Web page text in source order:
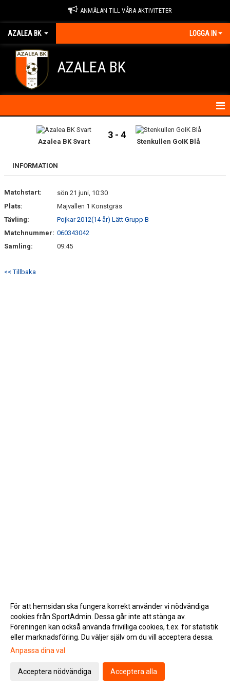
ANMÄLAN TILL VÅRA AKTIVITETER
AZALEA BK LOGGA IN
AZALEA BK
OM FÖRENINGEN
BLI MEDLEM
IDROTTSSKADOR
TRÄN.TIDER
Azalea BK Svart
3 - 4
Stenkullen GoIK Blå
INFORMATION
Matchstart:
sön 21 juni, 10:30
Plats:
Majvallen 1 Konstgräs
Tävling:
Pojkar 2012(14 år) Lätt Grupp B
Matchnummer: 060343042
Samling:
09:45
<< Tillbaka
Gå till Webbversion
För att hemsidan ska fungera korrekt använder vi nödvändiga
cookies från SportAdmin. Dessa går inte att stänga av.
Föreningen kan också använda frivilliga cookies, t.ex. för statistik
eller marknadsföring. Du väljer själv om du vill acceptera dessa.
Anpassa dina val
Acceptera nödvändiga Acceptera alla